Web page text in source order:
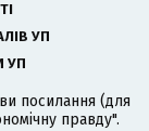
УП
УП
посилання (для
правду".